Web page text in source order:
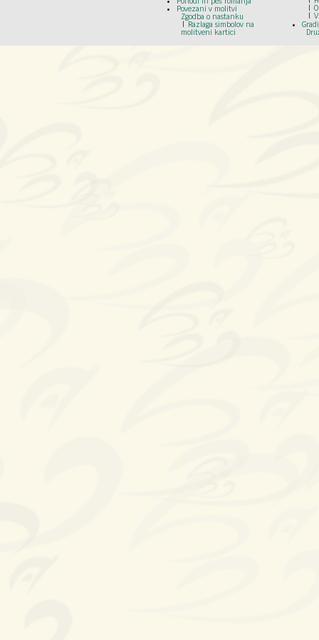
Povezani v molitvi
Zgodba o nastanku
Razlaga simbolov na
molitveni kartici
O
V